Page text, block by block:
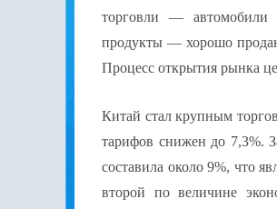
торговли — автомобили
продукты — хорошо
Процесс открытия рынка
Китай стал крупным
тарифов снижен до 7,3%.
составила около 9%, что
второй по величине